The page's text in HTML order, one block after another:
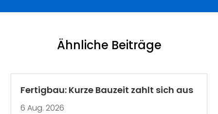
Ähnliche Beiträge
Fertigbau: Kurze Bauzeit zahlt sich aus
6 Aug. 2026